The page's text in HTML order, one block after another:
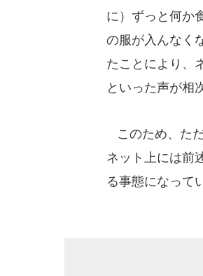
に）ずっと何か
の服が入んなく
たことにより、
といった声が相
このため、た
ネット上には前
る事態になって